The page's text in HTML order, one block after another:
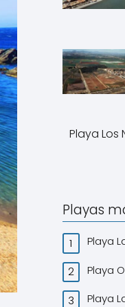
Playa Los
Playas
Playa
Playa
Playa